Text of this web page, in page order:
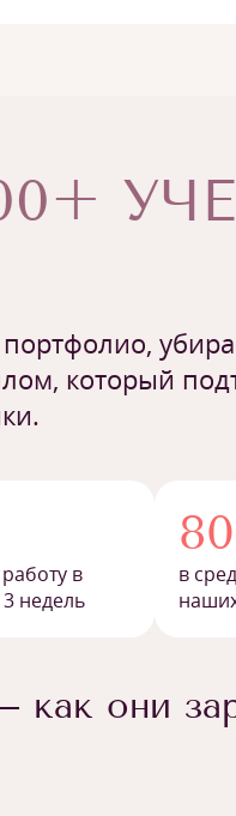
который
в
недель
в
как они